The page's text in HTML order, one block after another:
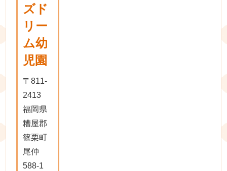
ズド
リー
ム幼
児園
〒811-
2413
福岡県
糟屋郡
篠栗町
尾仲
588-1